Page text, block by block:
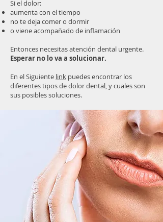
Si el dolor:
aumenta con el tiempo
no te deja comer o dormir
o viene acompañado de inflamación
Entonces necesitas atención dental urgente.
Esperar no lo va a solucionar.
En el Siguiente link puedes encontrar los
diferentes tipos de dolor dental, y cuales son
sus posibles soluciones.